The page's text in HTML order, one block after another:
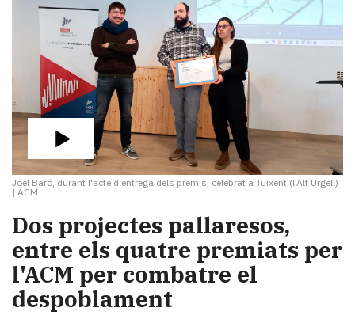
Joel Baró, durant l'acte d'entrega dels premis, celebrat a Tuixent (l'Alt Urgell)
| ACM
Dos projectes pallaresos,
entre els quatre premiats per
l'ACM per combatre el
despoblament